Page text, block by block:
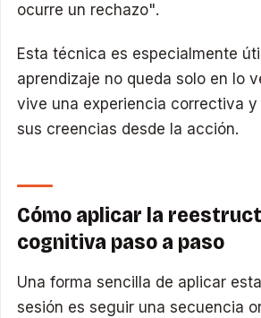
ocurre un rechazo".
Esta técnica es especialmente
aprendizaje no queda solo en lo
vive una experiencia correctiva
sus creencias desde la acción.
Cómo aplicar la
cognitiva paso a paso
Una forma sencilla de aplicar
sesión es seguir una secuencia